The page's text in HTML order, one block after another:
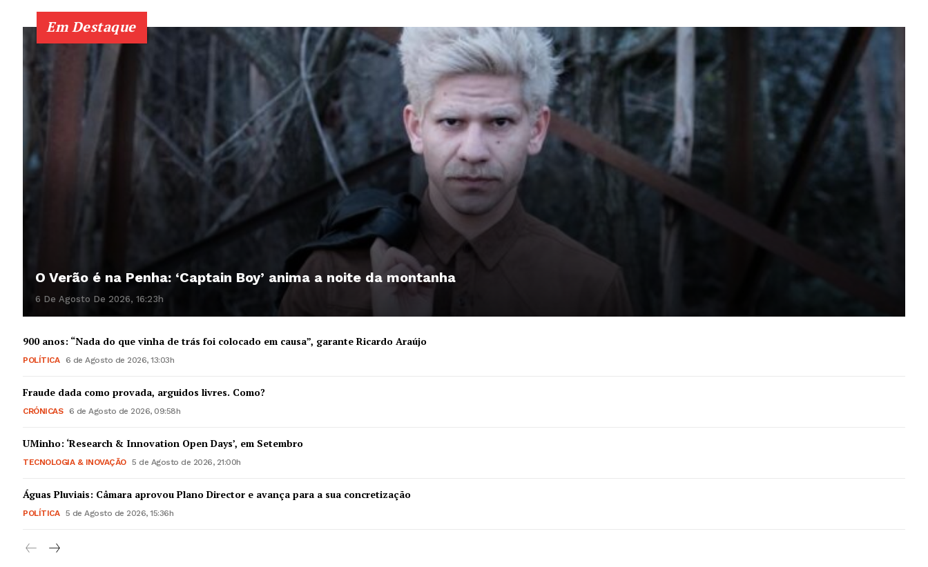
Em Destaque
O Verão é na Penha: ‘Captain Boy’ anima a noite da montanha
6 De Agosto De 2026, 16:23h
900 anos: “Nada do que vinha de trás foi colocado em causa”, garante Ricardo Araújo
POLÍTICA 6 de Agosto de 2026, 13:03h
Fraude dada como provada, arguidos livres. Como?
CRÓNICAS 6 de Agosto de 2026, 09:58h
UMinho: ‘Research & Innovation Open Days’, em Setembro
TECNOLOGIA & INOVAÇÃO 5 de Agosto de 2026, 21:00h
Águas Pluviais: Câmara aprovou Plano Director e avança para a sua concretização
POLÍTICA 5 de Agosto de 2026, 15:36h